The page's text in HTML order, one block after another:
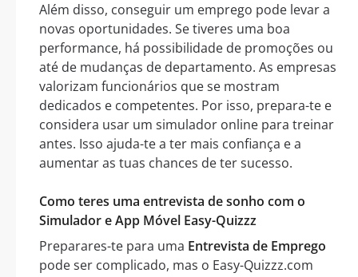
Além disso, conseguir um emprego pode levar a
novas oportunidades. Se tiveres uma boa
performance, há possibilidade de promoções ou
até de mudanças de departamento. As empresas
valorizam funcionários que se mostram
dedicados e competentes. Por isso, prepara-te e
considera usar um simulador online para treinar
antes. Isso ajuda-te a ter mais confiança e a
aumentar as tuas chances de ter sucesso.
Como teres uma entrevista de sonho com o
Simulador e App Móvel Easy-Quizzz
Preparares-te para uma Entrevista de Emprego
pode ser complicado, mas o Easy-Quizzz.com